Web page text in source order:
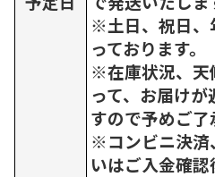
※土日、祝日、
っております。
※在庫状況、天
って、お届け
すので予めご了
※コンビニ決済
いはご入金確認